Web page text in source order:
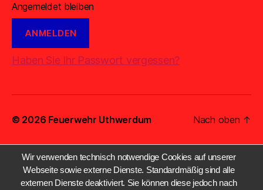
Angemeldet bleiben
Haben Sie Ihr Passwort vergessen?
© 2026 Feuerwehr Uthwerdum Nach oben ↑
Wir verwenden technisch notwendige Cookies auf unserer
Webseite sowie externe Dienste. Standardmäßig sind alle
externen Dienste deaktiviert. Sie können diese jedoch nach